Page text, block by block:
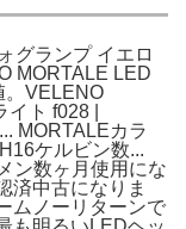
グランプ イエロ
MORTALE LED
。VELENO
ト f028 |
MORTALEカラ
ケルビン数...
ン数ヶ月使用にな
済中古になりま
ムノーリターンで